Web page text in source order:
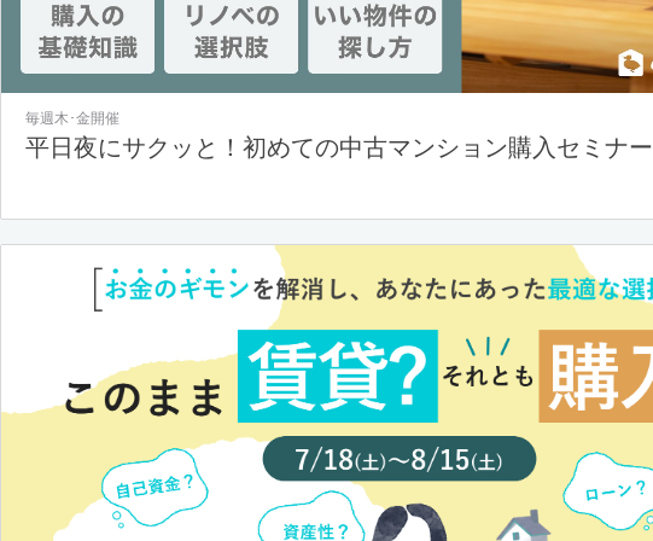
毎週木･金開催
平日夜にサクッと！初めての中古マンション購入セミナー